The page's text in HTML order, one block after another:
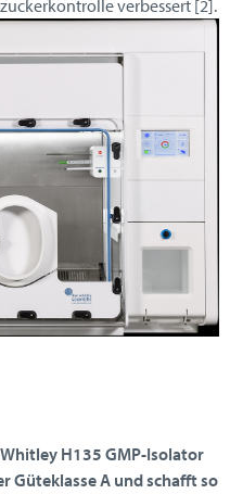
verbessert [2].
H135 GMP-Isolator
Güteklasse A und schafft so